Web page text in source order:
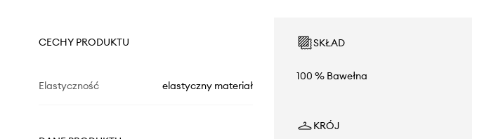
CECHY PRODUKTU
Elastyczność elastyczny materiał
SKŁAD
100 % Bawełna
KRÓJ